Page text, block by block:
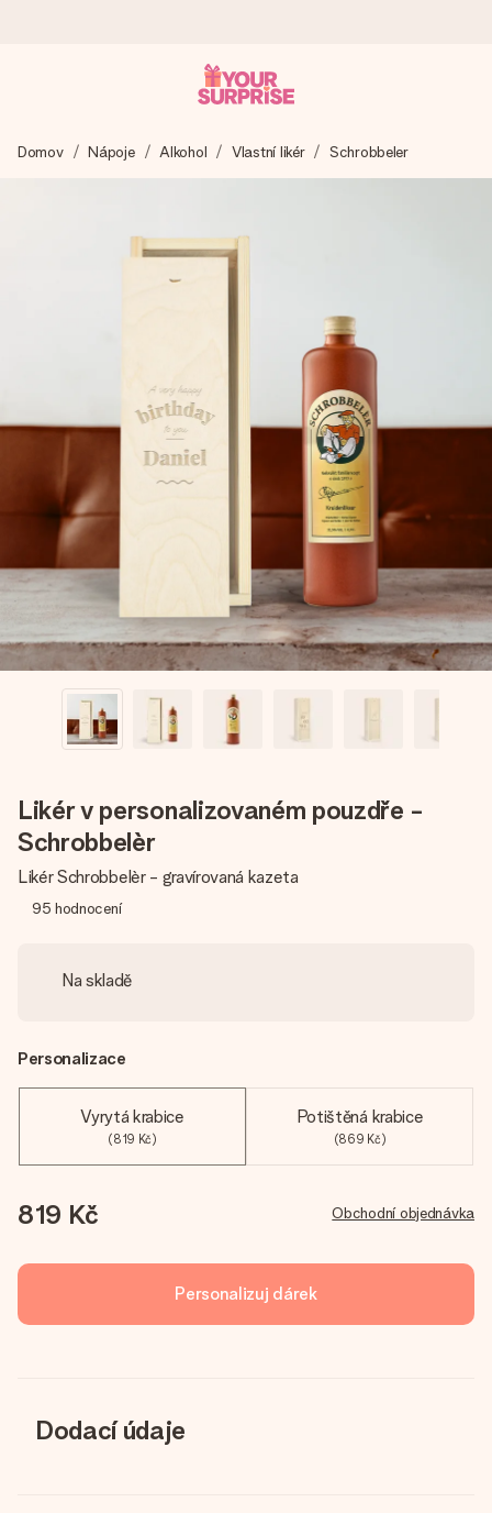
Váš dárek vytvoříme s láskou a bleskově odešleme –
abyste ho mohli darovat právě v tu správnou chvíli, kdy na
Naše dárky inspirují. Zákazníci nás na Google Reviews
Přáníčko zdarma
Vytvořte něco jedinečného během několika kroků – s jejím
jménem, vaší fotografií nebo vzkazem, který doopravdy
zahřeje u srdce. Žádné zbytečné složitosti, jen spousta
lásky pro daný okamžik.
Domov Nápoje Alkohol Vlastní likér Schrobbeler
Likér v personalizovaném pouzdře -
Schrobbelèr
Likér Schrobbelèr - gravírovaná kazeta
95 hodnocení
Na skladě
Personalizace
Vyrytá krabice
(819 Kč)
Potištěná krabice
(869 Kč)
819 Kč Obchodní objednávka
Personalizuj dárek
Dodací údaje